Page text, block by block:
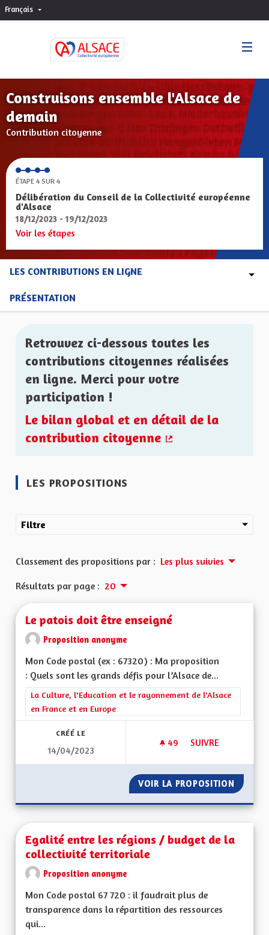
Français Choisir la langue
Construisons ensemble l'Alsace de
demain
Contribution citoyenne
ÉTAPE 4 SUR 4
Délibération du Conseil de la Collectivité européenne
d'Alsace
18/12/2023 - 19/12/2023
Voir les étapes
LES CONTRIBUTIONS EN LIGNE
PRÉSENTATION
Retrouvez ci-dessous toutes les
contributions citoyennes réalisées
en ligne. Merci pour votre
participation !
Le bilan global et en détail de la
contribution citoyenne
LES PROPOSITIONS
Filtre
Classement des propositions par : Les plus suivies
Résultats par page : 20
Le patois doit être enseigné
Proposition anonyme
Mon Code postal (ex : 67320) : Ma proposition
: Quels sont les grands défis pour l’Alsace de...
Filtrer les résultats de la catégorie : La Culture, l'Education et
La Culture, l'Education et le rayonnement de l'Alsace
en France et en Europe
CRÉÉ LE
14/04/2023
49 49 ABONNÉS
SUIVRE
VOIR LA PROPOSITION LE
Egalité entre les régions / budget de la
collectivité territoriale
Proposition anonyme
Mon Code postal 67 720 : il faudrait plus de
transparence dans la répartition des ressources
qui...